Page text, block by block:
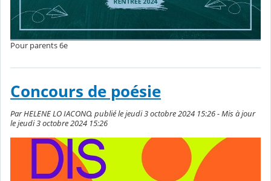
Pour parents 6e
Concours de poésie
Par HELENE LO IACONO, publié le jeudi 3 octobre 2024 15:26 - Mis à jour
le jeudi 3 octobre 2024 15:26